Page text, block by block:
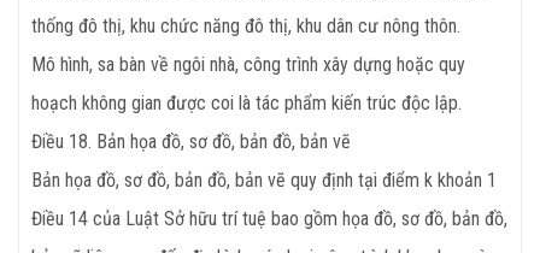
thống đô thị, khu chức năng đô thị, khu dân cư nông thôn.
Mô hình, sa bàn về ngôi nhà, công trình xây dựng hoặc quy
hoạch không gian được coi là tác phẩm kiến trúc độc lập.
Điều 18. Bản họa đồ, sơ đồ, bản đồ, bản vẽ
Bản họa đồ, sơ đồ, bản đồ, bản vẽ quy định tại điểm k khoản 1
Điều 14 của Luật Sở hữu trí tuệ bao gồm họa đồ, sơ đồ, bản đồ,